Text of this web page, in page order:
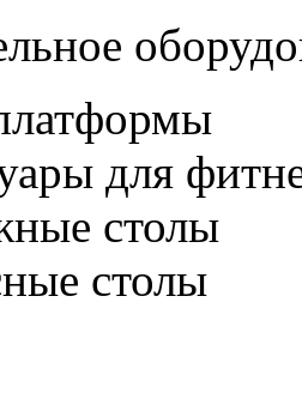
для
столы
столы